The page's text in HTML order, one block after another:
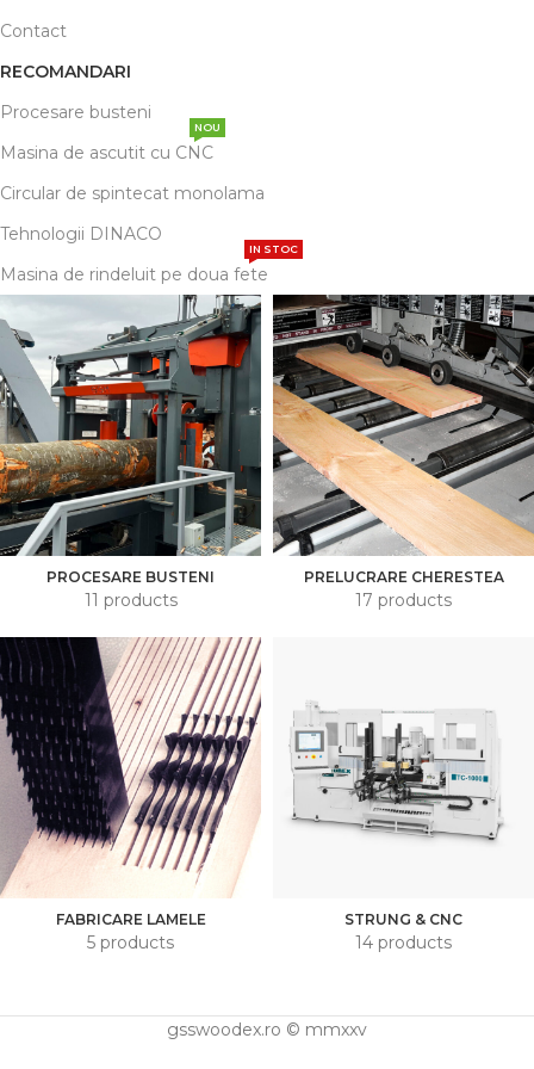
Contact
RECOMANDARI
Procesare busteni
Masina de ascutit cu CNC
NOU
Circular de spintecat monolama
Tehnologii DINACO
Masina de rindeluit pe doua fete
IN STOC
PROCESARE BUSTENI
11 products
PRELUCRARE CHERESTEA
17 products
FABRICARE LAMELE
5 products
STRUNG & CNC
14 products
gsswoodex.ro © mmxxv